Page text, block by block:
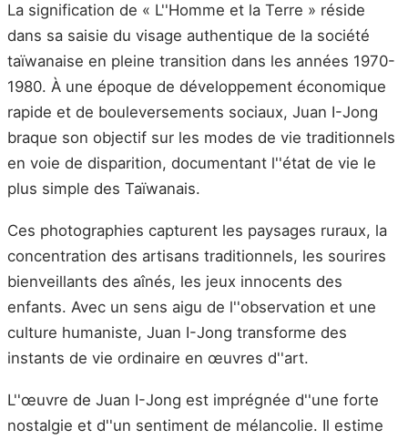
La signification de « L''Homme et la Terre » réside
dans sa saisie du visage authentique de la société
taïwanaise en pleine transition dans les années 1970-
1980. À une époque de développement économique
rapide et de bouleversements sociaux, Juan I-Jong
braque son objectif sur les modes de vie traditionnels
en voie de disparition, documentant l''état de vie le
plus simple des Taïwanais.
Ces photographies capturent les paysages ruraux, la
concentration des artisans traditionnels, les sourires
bienveillants des aînés, les jeux innocents des
enfants. Avec un sens aigu de l''observation et une
culture humaniste, Juan I-Jong transforme des
instants de vie ordinaire en œuvres d''art.
L''œuvre de Juan I-Jong est imprégnée d''une forte
nostalgie et d''un sentiment de mélancolie. Il estime